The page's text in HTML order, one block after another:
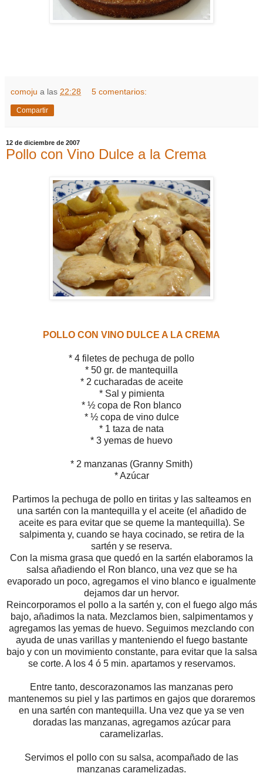
comoju a las 22:28 5 comentarios:
Compartir
12 de diciembre de 2007
Pollo con Vino Dulce a la Crema
POLLO CON VINO DULCE A LA CREMA
* 4 filetes de pechuga de pollo
* 50 gr. de mantequilla
* 2 cucharadas de aceite
* Sal y pimienta
* ½ copa de Ron blanco
* ½ copa de vino dulce
* 1 taza de nata
* 3 yemas de huevo
* 2 manzanas (Granny Smith)
* Azúcar
Partimos la pechuga de pollo en tiritas y las salteamos en
una sartén con la mantequilla y el aceite (el añadido de
aceite es para evitar que se queme la mantequilla). Se
salpimenta y, cuando se haya cocinado, se retira de la
sartén y se reserva.
Con la misma grasa que quedó en la sartén elaboramos la
salsa añadiendo el Ron blanco, una vez que se ha
evaporado un poco, agregamos el vino blanco e igualmente
dejamos dar un hervor.
Reincorporamos el pollo a la sartén y, con el fuego algo más
bajo, añadimos la nata. Mezclamos bien, salpimentamos y
agregamos las yemas de huevo. Seguimos mezclando con
ayuda de unas varillas y manteniendo el fuego bastante
bajo y con un movimiento constante, para evitar que la salsa
se corte. A los 4 ó 5 min. apartamos y reservamos.
Entre tanto, descorazonamos las manzanas pero
mantenemos su piel y las partimos en gajos que doraremos
en una sartén con mantequilla. Una vez que ya se ven
doradas las manzanas, agregamos azúcar para
caramelizarlas.
Servimos el pollo con su salsa, acompañado de las
manzanas caramelizadas.